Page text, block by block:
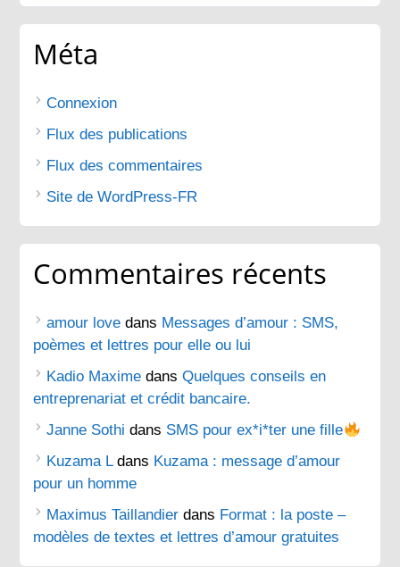
Méta
Connexion
Flux des publications
Flux des commentaires
Site de WordPress-FR
Commentaires récents
amour love dans Messages d’amour : SMS,
poèmes et lettres pour elle ou lui
Kadio Maxime dansQuelques conseils en
entreprenariat et crédit bancaire.
Janne Sothi dans SMS pour ex*i*ter une fille
Kuzama Ldans Kuzama : message d’amour
pour un homme
Maximus Taillandier dans Format : la poste –
modèles de textes et lettres d’amour gratuites